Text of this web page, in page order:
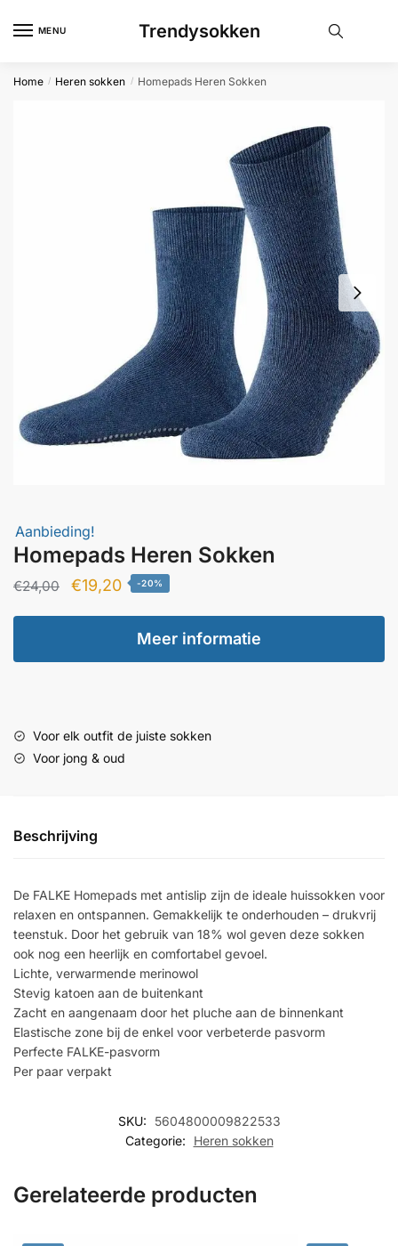
MENU Trendysokken
Home / Heren sokken / Homepads Heren Sokken
Aanbieding!
Homepads Heren Sokken
€24,00
Oorspronkelijke
€24,00.
€19,20Huidige
€19,20.
-20%
Meer informatie
Voor elk outfit de juiste sokken
Voor jong & oud
Beschrijving
De FALKE Homepads met antislip zijn de ideale huissokken voor
relaxen en ontspannen. Gemakkelijk te onderhouden – drukvrij
teenstuk. Door het gebruik van 18% wol geven deze sokken
ook nog een heerlijk en comfortabel gevoel.
Lichte, verwarmende merinowol
Stevig katoen aan de buitenkant
Zacht en aangenaam door het pluche aan de binnenkant
Elastische zone bij de enkel voor verbeterde pasvorm
Perfecte FALKE-pasvorm
Per paar verpakt
SKU:
5604800009822533
Categorie:
Heren sokken
Gerelateerde producten